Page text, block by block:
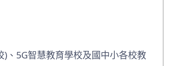
、5G智慧教育學校及國中小各校教